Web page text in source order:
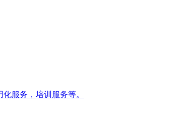
服务，培训服务等。